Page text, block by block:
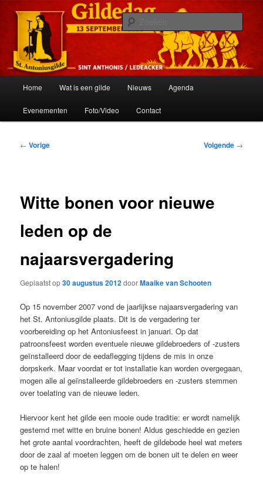
inhoudSt. Antoniusgilde
Het schuttersgilde van St. Anthonis
Home Wat is een gilde Nieuws Agenda
Evenementen Foto/Video Contact
Bericht
← Vorige Volgende →
Witte bonen voor nieuwe
leden op de
najaarsvergadering
Geplaatst op30 augustus 2012doorMaaike van Schooten
Op 15 november 2007 vond de jaarlijkse najaarsvergadering van
het St. Antoniusgilde plaats. Dit is de vergadering ter
voorbereiding op het Antoniusfeest in januari. Op dat
patroonsfeest worden eventuele nieuwe gildebroeders of -zusters
geïnstalleerd door de eedaflegging tijdens de mis in onze
dorpskerk. Maar voordat er tot installatie kan worden overgegaan,
mogen alle al geïnstalleerde gildebroeders en -zusters stemmen
over toelating van de nieuwe leden.
Hiervoor kent het gilde een mooie oude traditie: er wordt namelijk
gestemd met witte en bruine bonen! Aldus geschiedde en gezien
het grote aantal voordrachten, heeft de gildebode heel wat meters
door de zaal af moeten leggen om de bonen uit te delen en weer
op te halen!